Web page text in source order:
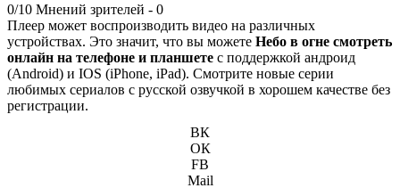
0/10 Мнений зрителей - 0
Плеер может воспроизводить видео на различных
устройствах. Это значит, что вы можете Небо в огне смотреть
онлайн на телефоне и планшете с поддержкой андроид
(Android) и IOS (iPhone, iPad). Смотрите новые серии
любимых сериалов с русской озвучкой в хорошем качестве без
регистрации.
ВК
ОК
FB
Mail